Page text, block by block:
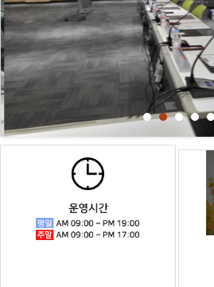
서 렌
문 노
트북
배송안
내
이용안